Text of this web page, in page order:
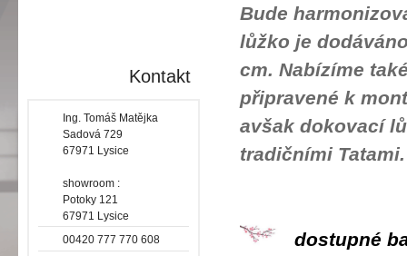
Bude
lůžko je
cm. Nabízíme
připravené k
avšak dokovací
tradičními Tatami.
dostupné
Kontakt
Ing. Tomáš Matějka
Sadová 729
67971 Lysice
showroom :
Potoky 121
67971 Lysice
00420 777 770 608